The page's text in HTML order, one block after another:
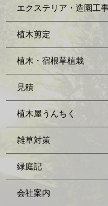
エクステリア・造園工
植木剪定
植木・宿根草植栽
見積
植木屋うんちく
雑草対策
緑庭記
会社案内